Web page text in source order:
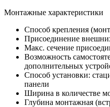
Монтажные характеристики
Способ крепления
Присоединение
Макс. сечение
Возможность
дополнительных
Способ установки:
панели
Ширина в количестве
Глубина монтажная